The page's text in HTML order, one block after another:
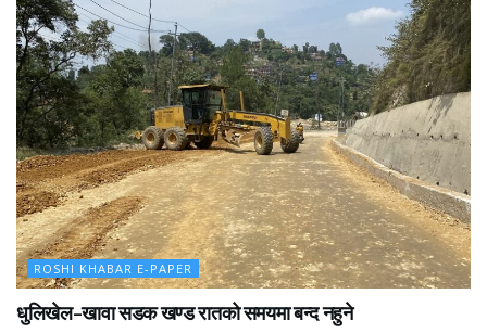
ROSHI KHABAR E-PAPER
धुलिखेल–खावा सडक खण्ड रातको समयमा बन्द नहुने